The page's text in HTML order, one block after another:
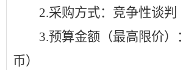
2.采购方式：竞争性谈判
3.预算金额（最高限价）：
币）